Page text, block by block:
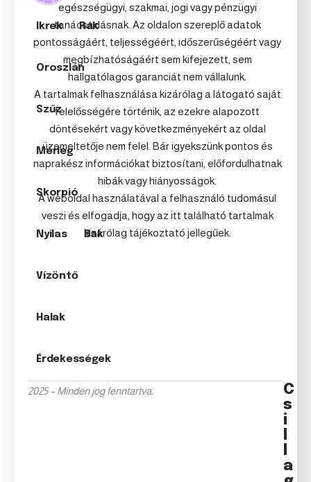
Ikrek Rák
Oroszlán
Szűz
Mérleg
Skorpió
Nyilas Bak
Vízöntő
Halak
Érdekességek
egészségügyi, szakmai, jogi vagy pénzügyi
tanácsadásnak. Az oldalon szereplő adatok
pontosságáért, teljességéért, időszerűségéért vagy
megbízhatóságáért sem kifejezett, sem
hallgatólagos garanciát nem vállalunk.
A tartalmak felhasználása kizárólag a látogató saját
felelősségére történik, az ezekre alapozott
döntésekért vagy következményekért az oldal
üzemeltetője nem felel. Bár igyekszünk pontos és
naprakész információkat biztosítani, előfordulhatnak
hibák vagy hiányosságok.
A weboldal használatával a felhasználó tudomásul
veszi és elfogadja, hogy az itt található tartalmak
kizárólag tájékoztató jellegűek.
2025 – Minden jog fenntartva.
C
s
i
a